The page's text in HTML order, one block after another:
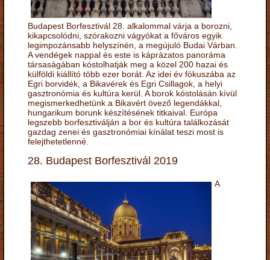
Budapest Borfesztivál 28. alkalommal várja a borozni,
kikapcsolódni, szórakozni vágyókat a főváros egyik
legimpozánsabb helyszínén, a megújuló Budai Várban.
A vendégek nappal és este is káprázatos panoráma
társaságában kóstolhatják meg a közel 200 hazai és
külföldi kiállító több ezer borát. Az idei év fókuszába az
Egri borvidék, a Bikavérek és Egri Csillagok, a helyi
gasztronómia és kultúra kerül. A borok kóstolásán kívül
megismerkedhetünk a Bikavért övező legendákkal,
hungarikum borunk készítésének titkaival. Európa
legszebb borfesztiválján a bor és kultúra találkozását
gazdag zenei és gasztronómiai kínálat teszi most is
felejthetetlenné.
28. Budapest Borfesztivál 2019
A